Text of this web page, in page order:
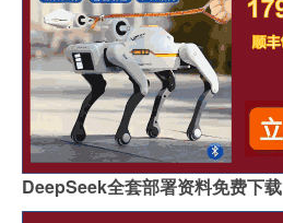
DeepSeek全套部署资料免费下载